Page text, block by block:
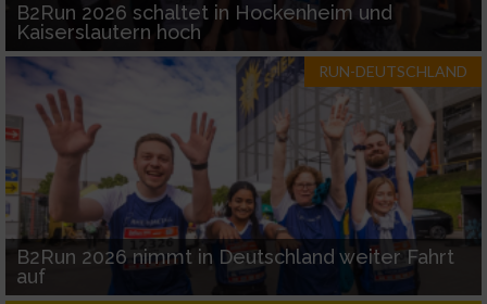
B2Run 2026 schaltet in Hockenheim und
Kaiserslautern hoch
RUN-DEUTSCHLAND
B2Run 2026 nimmt in Deutschland weiter Fahrt
auf